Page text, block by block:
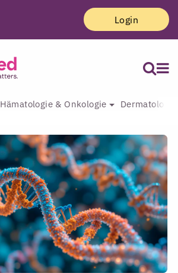
Login
Hämatologie & Onkologie